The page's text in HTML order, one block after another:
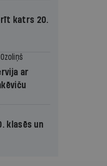
katrs 20.
ar
klasēs un